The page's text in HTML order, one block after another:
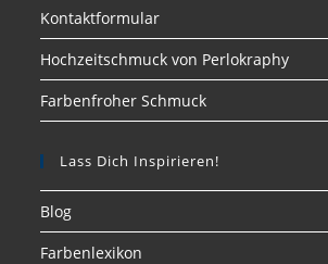
Kontaktformular
Hochzeitschmuck von Perlokraphy
Farbenfroher Schmuck
Lass Dich Inspirieren!
Blog
Farbenlexikon